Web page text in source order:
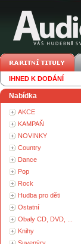
IHNED K DODÁNÍ
Nabídka
AKCE
KAMPAŇ
NOVINKY
Country
Dance
Pop
Rock
Hudba pro děti
Ostatní
Obaly CD, DVD, ...
Knihy